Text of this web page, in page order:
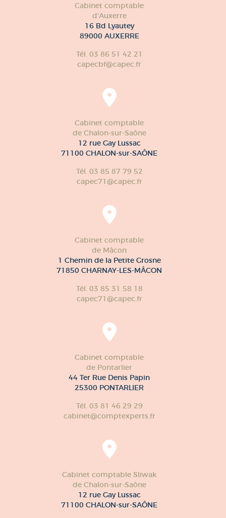
Cabinet comptable
d'Auxerre
16 Bd Lyautey
89000 AUXERRE
Tél. 03 86 51 42 21
capecbf@capec.fr
Cabinet comptable
de Chalon-sur-Saône
12 rue Gay Lussac
71100 CHALON-sur-SAÔNE
Tél. 03 85 87 79 52
capec71@capec.fr
Cabinet comptable
de Mâcon
1 Chemin de la Petite Grosne
71850 CHARNAY-LES-MÂCON
Tél. 03 85 31 58 18
capec71@capec.fr
Cabinet comptable
de Pontarlier
44 Ter Rue Denis Papin
25300 PONTARLIER
Tél. 03 81 46 29 29
cabinet@comptexperts.fr
Cabinet comptable Sliwak
de Chalon-sur-Saône
12 rue Gay Lussac
71100 CHALON-sur-SAÔNE